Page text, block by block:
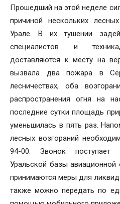
Прошедший на этой неделе
причиной нескольких
Урале. В их тушении
специалистов и
доставляются к месту на
вызвала два пожара в
лесничествах, оба
распространения огня на
последние сутки площадь
уменьшилась в пять раз.
лесных возгораний
94-00. Звонок поступает
Уральской базы
принимаются меры для
также можно передать по